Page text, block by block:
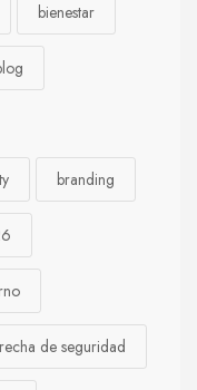
bienestar
branding
de seguridad